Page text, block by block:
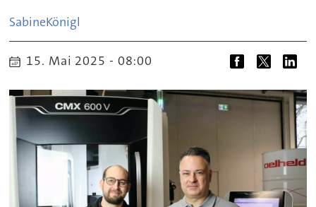
SabineKönigl
15. Mai 2025 - 08:00